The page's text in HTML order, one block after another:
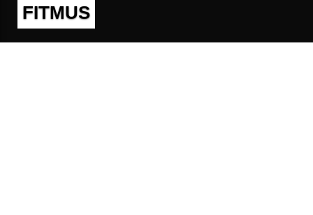
FITMUS